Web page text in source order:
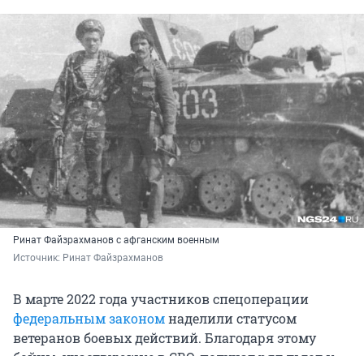
Ринат Файзрахманов с афганским военным
Источник: Ринат Файзрахманов
В марте 2022 года участников спецоперации
федеральным закономнаделили статусом
ветеранов боевых действий. Благодаря этому